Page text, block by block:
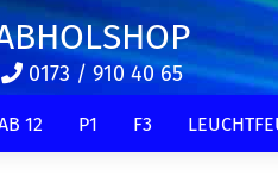
0173 / 910 40 65
12 P1 F3